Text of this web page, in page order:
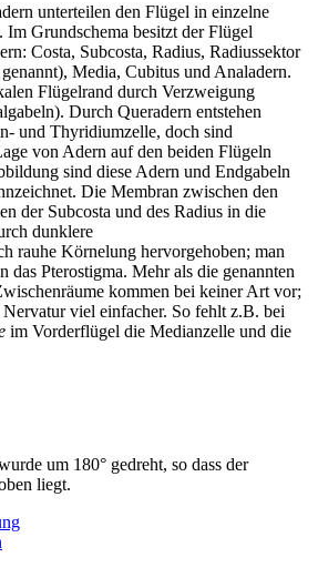
unterteilen den Flügel in einzelne
Im Grundschema besitzt der Flügel
Costa, Subcosta, Radius, Radiussektor
Media, Cubitus und Analadern.
Flügelrand durch Verzweigung
Durch Queradern entstehen
und Thyridiumzelle, doch sind
von Adern auf den beiden Flügeln
sind diese Adern und Endgabeln
Die Membran zwischen den
der Subcosta und des Radius in die
dunklere
rauhe Körnelung hervorgehoben; man
das Pterostigma. Mehr als die genannten
kommen bei keiner Art vor;
viel einfacher. So fehlt z.B. bei
im Vorderflügel die Medianzelle und die
um 180° gedreht, so dass der
liegt.